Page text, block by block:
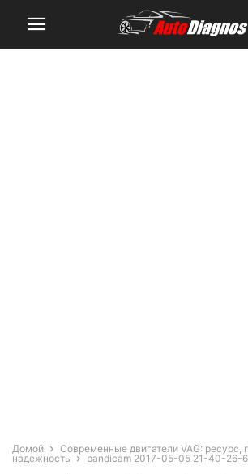
Домой
Современные двигатели VAG: ресурс,
надежность
bandicam 2017-05-05 21-40-26-